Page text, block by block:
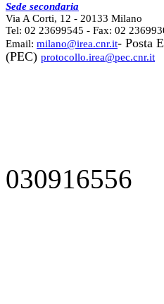
Sede secondaria
Via A Corti, 12 - 20133 Milano
Tel: 02 23699545 - Fax: 02
Email: milano@irea.cnr.it- Posta
(PEC) protocollo.irea@pec.cnr.it
030916556